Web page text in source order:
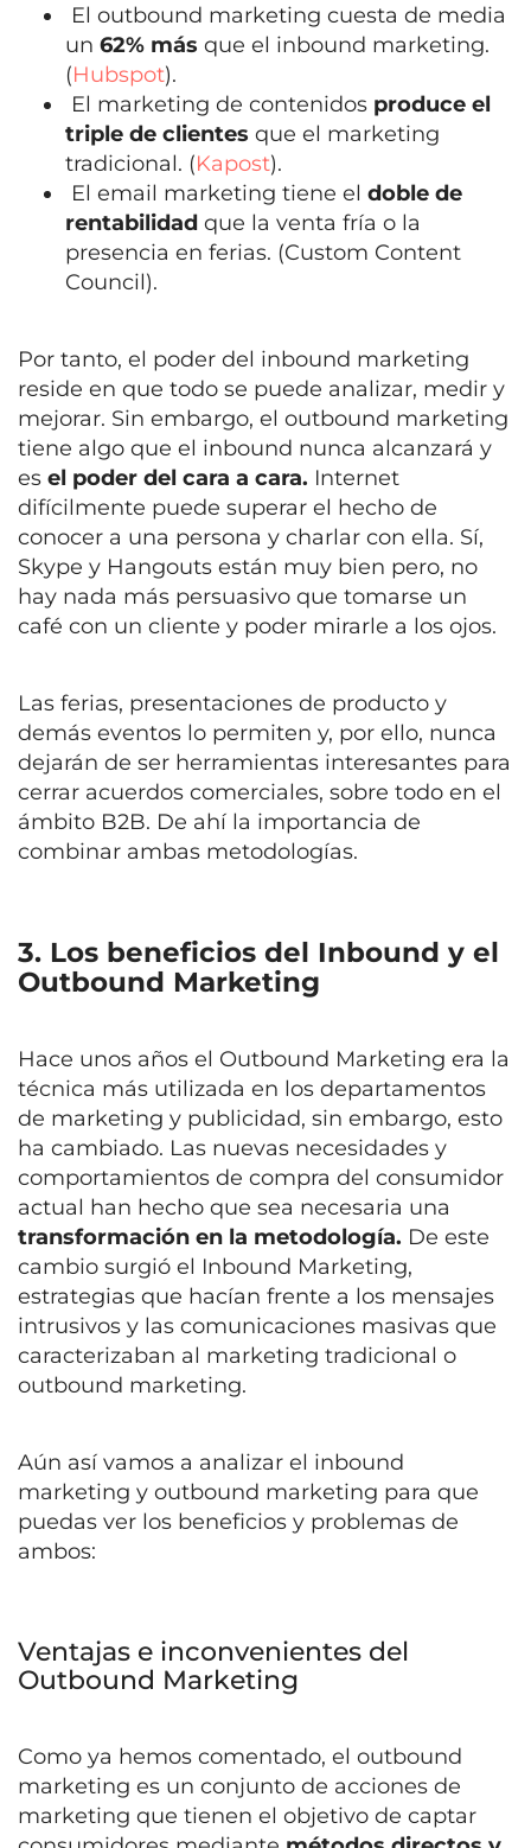
El outbound marketing cuesta de media
un 62% más que el inbound marketing.
(Hubspot).
El marketing de contenidos produce el
triple de clientes que el marketing
tradicional. (Kapost).
El email marketing tiene el doble de
rentabilidad que la venta fría o la
presencia en ferias. (Custom Content
Council).
Por tanto, el poder del inbound marketing
reside en que todo se puede analizar, medir y
mejorar. Sin embargo, el outbound marketing
tiene algo que el inbound nunca alcanzará y
es el poder del cara a cara. Internet
difícilmente puede superar el hecho de
conocer a una persona y charlar con ella. Sí,
Skype y Hangouts están muy bien pero, no
hay nada más persuasivo que tomarse un
café con un cliente y poder mirarle a los ojos.
Las ferias, presentaciones de producto y
demás eventos lo permiten y, por ello, nunca
dejarán de ser herramientas interesantes para
cerrar acuerdos comerciales, sobre todo en el
ámbito B2B. De ahí la importancia de
combinar ambas metodologías.
3. Los beneficios del Inbound y el
Outbound Marketing
Hace unos años el Outbound Marketing era la
técnica más utilizada en los departamentos
de marketing y publicidad, sin embargo, esto
ha cambiado. Las nuevas necesidades y
comportamientos de compra del consumidor
actual han hecho que sea necesaria una
transformación en la metodología. De este
cambio surgió el Inbound Marketing,
estrategias que hacían frente a los mensajes
intrusivos y las comunicaciones masivas que
caracterizaban al marketing tradicional o
outbound marketing.
Aún así vamos a analizar el inbound
marketing y outbound marketing para que
puedas ver los beneficios y problemas de
ambos:
Ventajas e inconvenientes del
Outbound Marketing
Como ya hemos comentado, el outbound
marketing es un conjunto de acciones de
marketing que tienen el objetivo de captar